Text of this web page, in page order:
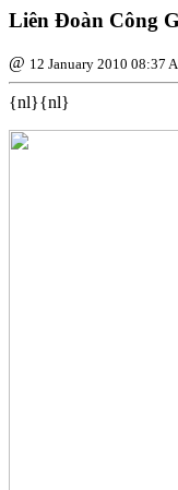
Liên Ðoàn Công
@ 12 January 2010 08:37
{nl}{nl}